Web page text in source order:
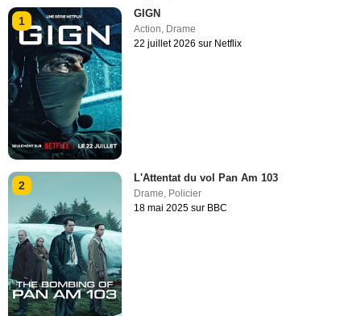
1
GIGN
Action, Drame
22 juillet 2026 sur Netflix
2
L'Attentat du vol Pan Am 103
Drame Policier
18 mai 2025 sur BBC